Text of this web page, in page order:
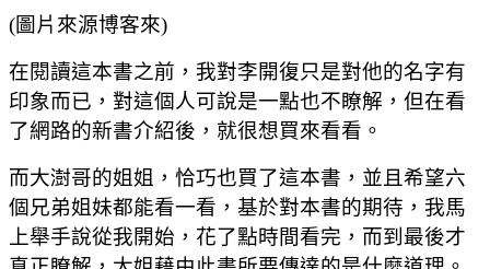
(圖片來源博客來)
在閱讀這本書之前，我對李開復只是對他的名字有
印象而已，對這個人可說是一點也不瞭解，但在看
了網路的新書介紹後，就很想買來看看。
而大澍哥的姐姐，恰巧也買了這本書，並且希望六
個兄弟姐妹都能看一看，基於對本書的期待，我馬
上舉手說從我開始，花了點時間看完，而到最後才